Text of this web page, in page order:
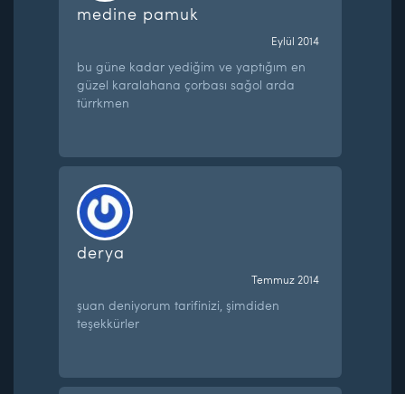
medine pamuk
Eylül 2014
bu güne kadar yediğim ve yaptığım en
güzel karalahana çorbası sağol arda
türrkmen
derya
Temmuz 2014
şuan deniyorum tarifinizi, şimdiden
teşekkürler